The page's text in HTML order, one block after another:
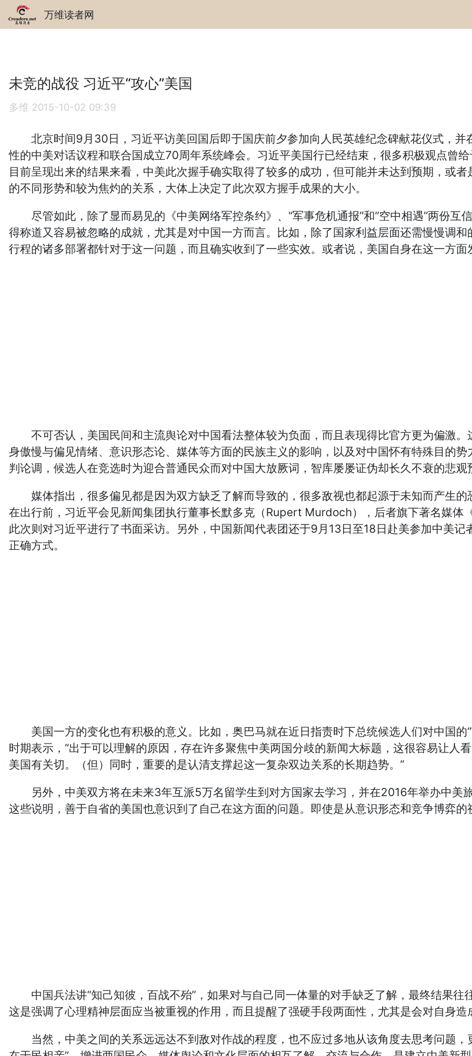
万维读者网
未竞的战役 习近平“攻心”美国
多维 2015-10-02 09:39
北京时间9月30日，习近平访美回国后即于国庆前夕参加向人民英雄纪念碑献花仪式，并
性的中美对话议程和联合国成立70周年系统峰会。习近平美国行已经结束，很多积极观点曾
目前呈现出来的结果来看，中美此次握手确实取得了较多的成功，但可能并未达到预期，或
的不同形势和较为焦灼的关系，大体上决定了此次双方握手成果的大小。
尽管如此，除了显而易见的《中美网络军控条约》、“军事危机通报”和“空中相遇”两份互
得称道又容易被忽略的成就，尤其是对中国一方而言。比如，除了国家利益层面还需慢慢调
行程的诸多部署都针对于这一问题，而且确实收到了一些实效。或者说，美国自身在这一方面
不可否认，美国民间和主流舆论对中国看法整体较为负面，而且表现得比官方更为偏激。
身傲慢与偏见情绪、意识形态论、媒体等方面的民族主义的影响，以及对中国怀有特殊目的
判论调，候选人在竞选时为迎合普通民众而对中国大放厥词，智库屡屡证伪却长久不衰的悲观
媒体指出，很多偏见都是因为双方缺乏了解而导致的，很多敌视也都起源于未知而产生的
在出行前，习近平会见新闻集团执行董事长默多克（Rupert Murdoch），后者旗下著名媒体
此次则对习近平进行了书面采访。另外，中国新闻代表团还于9月13日至18日赴美参加中美
正确方式。
美国一方的变化也有积极的意义。比如，奥巴马就在近日指责时下总统候选人们对中国的
时期表示，“出于可以理解的原因，存在许多聚焦中美两国分歧的新闻大标题，这很容易让人
美国有关切。（但）同时，重要的是认清支撑起这一复杂双边关系的长期趋势。”
另外，中美双方将在未来3年互派5万名留学生到对方国家去学习，并在2016年举办中美
这些说明，善于自省的美国也意识到了自己在这方面的问题。即使是从意识形态和竞争博弈的
中国兵法讲“知己知彼，百战不殆”，如果对与自己同一体量的对手缺乏了解，最终结果往
这是强调了心理精神层面应当被重视的作用，而且提醒了强硬手段两面性，尤其是会对自身造
当然，中美之间的关系远远达不到敌对作战的程度，也不应过多地从该角度去思考问题，